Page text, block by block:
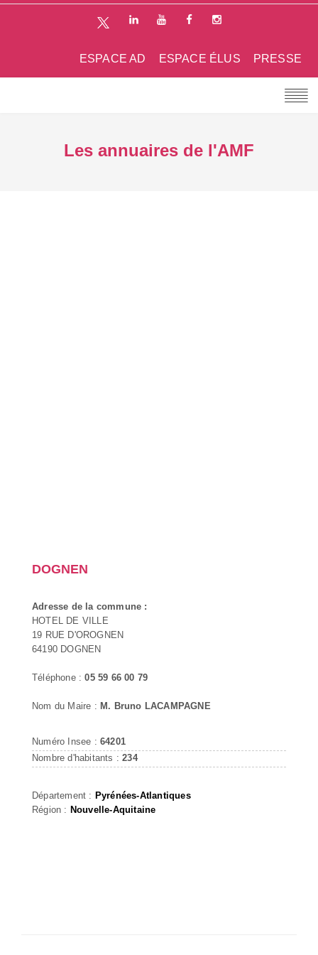
PRESSE
ESPACE ÉLUS
ESPACE AD
Les annuaires de l'AMF
DOGNEN
Adresse de la commune :
HOTEL DE VILLE
19 RUE D'OROGNEN
64190 DOGNEN
Téléphone :05 59 66 00 79
Nom du Maire : M. Bruno LACAMPAGNE
Numéro Insee : 64201
Nombre d'habitants :234
Département : Pyrénées-Atlantiques
Région : Nouvelle-Aquitaine